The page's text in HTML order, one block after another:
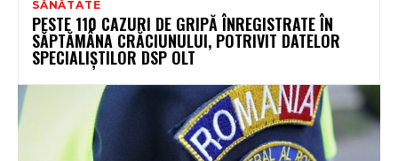
SĂNĂTATE
PESTE 110 CAZURI DE GRIPĂ ÎNREGISTRATE ÎN
SĂPTĂMÂNA CRĂCIUNULUI, POTRIVIT DATELOR
SPECIALIȘTILOR DSP OLT